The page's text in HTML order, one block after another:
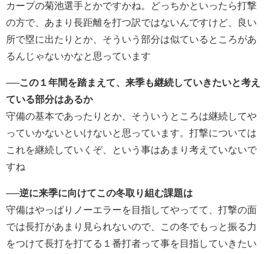
カープの菊池選手とかですかね。どっちかといったら打撃
の方で、あまり長距離を打つ訳ではないんですけど、良い
所で塁に出たりとか、そういう部分は似ているところがあ
るんじゃないかなと思っています
──この１年間を踏まえて、来季も継続していきたいと考え
ている部分はあるか
守備の基本であったりとか、そういうところは継続してや
っていかないといけないと思っています。打撃については
これを継続していくぞ、という事はあまり考えていないで
すね
──逆に来季に向けてこの冬取り組む課題は
守備はやっぱりノーエラーを目指してやってて、打撃の面
では長打があまり見られないので、この冬でもっと振る力
をつけて長打を打てる１番打者って事を目指していきたい